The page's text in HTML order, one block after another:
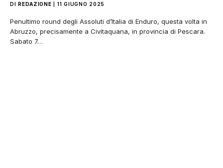
DI REDAZIONE 11 GIUGNO 2025
Penultimo round degli Assoluti d’Italia di Enduro, questa volta in
Abruzzo, precisamente a Civitaquana, in provincia di Pescara.
Sabato 7…